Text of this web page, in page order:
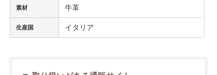
素材 牛革
生産国 イタリア